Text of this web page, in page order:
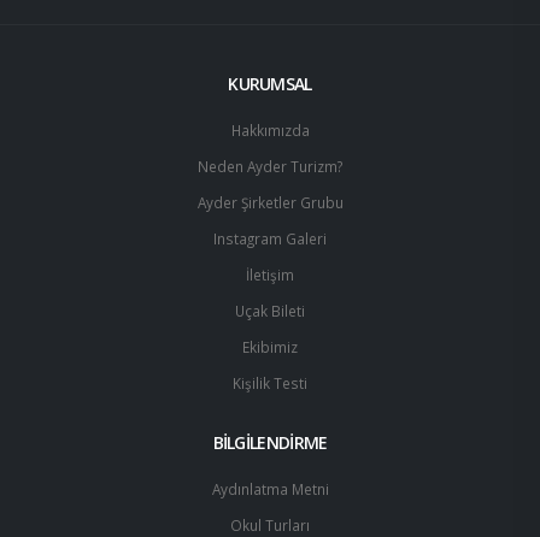
KURUMSAL
Hakkımızda
Neden Ayder Turizm?
Ayder Şirketler Grubu
Instagram Galeri
İletişim
Uçak Bileti
Ekibimiz
Kişilik Testi
BİLGİLENDİRME
Aydınlatma Metni
Okul Turları